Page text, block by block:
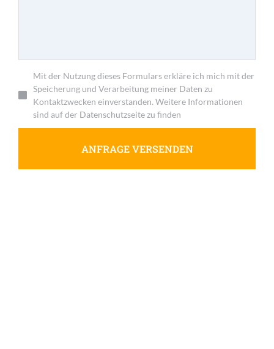
Mit der Nutzung dieses Formulars erkläre ich mich mit der
Speicherung und Verarbeitung meiner Daten zu
Kontaktzwecken einverstanden. Weitere Informationen
sind auf der Datenschutzseite zu finden
ANFRAGE VERSENDEN